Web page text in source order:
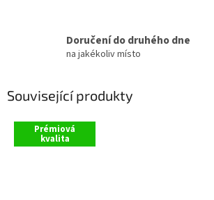
Doručení do druhého dne
na jakékoliv místo
Související produkty
Prémiová
kvalita